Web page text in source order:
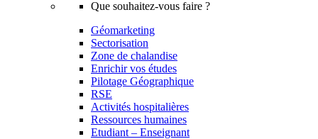
Que souhaitez-vous faire ?
Géomarketing
Sectorisation
Zone de chalandise
Enrichir vos études
Pilotage Géographique
RSE
Activités hospitalières
Ressources humaines
Etudiant – Enseignant